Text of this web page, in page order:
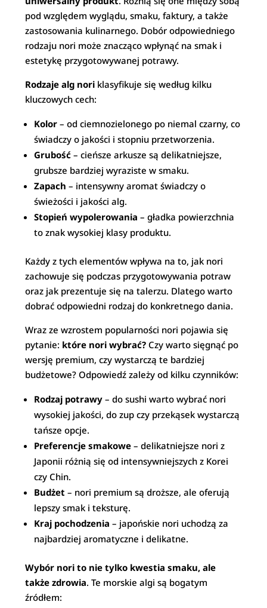
pod względem wyglądu, smaku, faktury, a także
zastosowania kulinarnego. Dobór odpowiedniego
rodzaju nori może znacząco wpłynąć na smak i
estetykę przygotowywanej potrawy.
Rodzaje alg nori klasyfikuje się według kilku
kluczowych cech:
Kolor – od ciemnozielonego po niemal czarny, co
świadczy o jakości i stopniu przetworzenia.
Grubość – cieńsze arkusze są delikatniejsze,
grubsze bardziej wyraziste w smaku.
Zapach – intensywny aromat świadczy o
świeżości i jakości alg.
Stopień wypolerowania – gładka powierzchnia
to znak wysokiej klasy produktu.
Każdy z tych elementów wpływa na to, jak nori
zachowuje się podczas przygotowywania potraw
oraz jak prezentuje się na talerzu. Dlatego warto
dobrać odpowiedni rodzaj do konkretnego dania.
Wraz ze wzrostem popularności nori pojawia się
pytanie: które nori wybrać? Czy warto sięgnąć po
wersję premium, czy wystarczą te bardziej
budżetowe? Odpowiedź zależy od kilku czynników:
Rodzaj potrawy – do sushi warto wybrać nori
wysokiej jakości, do zup czy przekąsek wystarczą
tańsze opcje.
Preferencje smakowe – delikatniejsze nori z
Japonii różnią się od intensywniejszych z Korei
czy Chin.
Budżet – nori premium są droższe, ale oferują
lepszy smak i teksturę.
Kraj pochodzenia – japońskie nori uchodzą za
najbardziej aromatyczne i delikatne.
Wybór nori to nie tylko kwestia smaku, ale
także zdrowia. Te morskie algi są bogatym
źródłem: